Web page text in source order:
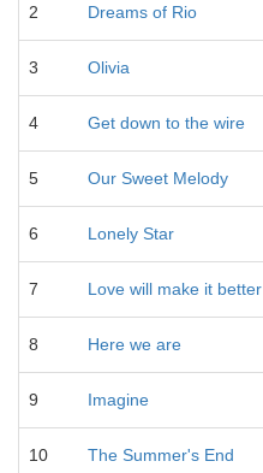
2 Dreams of Rio
3 Olivia
4 Get down to the wire
5 Our Sweet Melody
6 Lonely Star
7 Love will make it better
8 Here we are
9 Imagine
10 The Summer's End